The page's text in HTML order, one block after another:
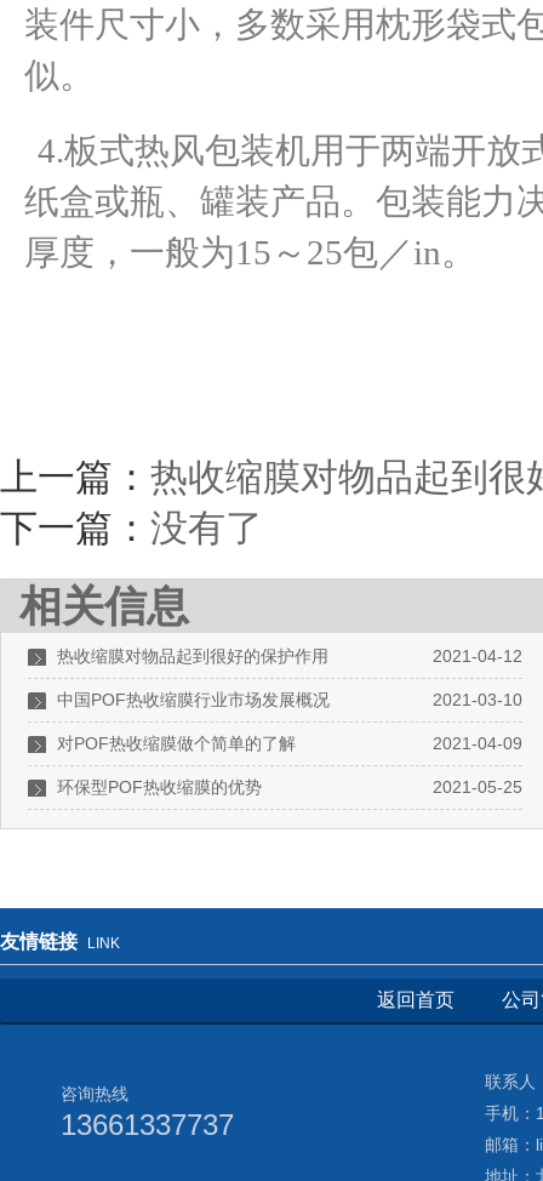
装件尺寸小，多数采用枕形袋式
似。
4.板式热风包装机用于两端开放
纸盒或瓶、罐装产品。包装能力
厚度，一般为15～25包／in。
上一篇： 热收缩膜对物品起到很
下一篇： 没有了
相关信息
2021-04-12
热收缩膜对物品起到很好的保护作用
2021-03-10
中国POF热收缩膜行业市场发展概况
2021-04-09
对POF热收缩膜做个简单的了解
2021-05-25
环保型POF热收缩膜的优势
友情链接 LINK
返回首页 公
咨询热线
13661337737
联系
手机：
邮箱：
地址：